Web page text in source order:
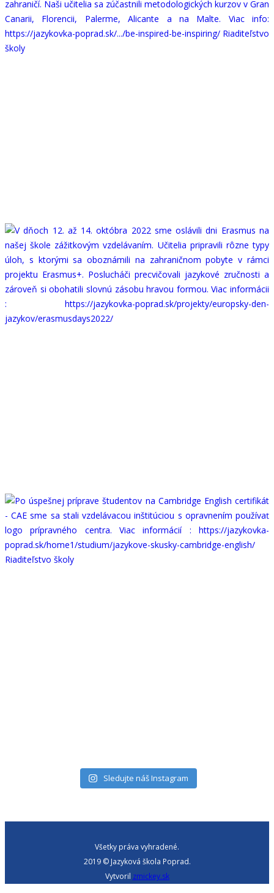
Sledujte náš Instagram
Všetky práva vyhradené.
2019 © Jazyková škola Poprad.
Vytvoril zmickey.sk